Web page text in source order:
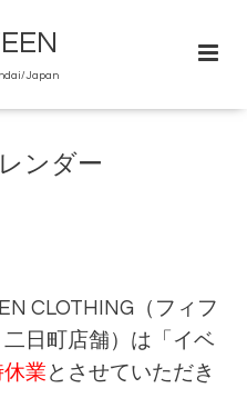
Japan
ンダー
CLOTHING（フィフ
日町店舗）は「イベ
休業 とさせていただき